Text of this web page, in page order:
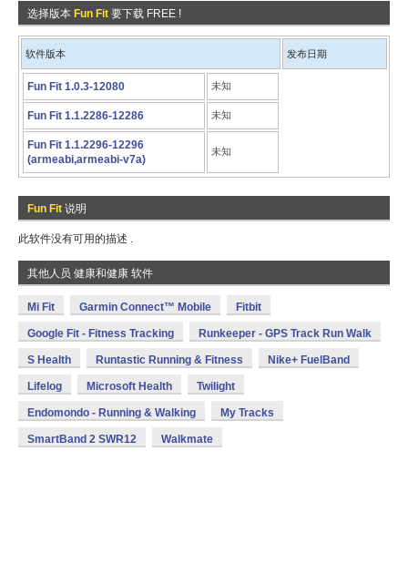
选择版本 Fun Fit 要下载 FREE !
软件版本 发布日期
Fun Fit 1.0.3-12080 未知
Fun Fit 1.1.2286-12286 未知
Fun Fit 1.1.2296-12296
(armeabi,armeabi-v7a)
未知
Fun Fit 说明
此软件没有可用的描述 .
其他人员 健康和健康 软件
Mi Fit Garmin Connect™ Mobile Fitbit
Google Fit - Fitness Tracking Runkeeper - GPS Track Run Walk
S Health Runtastic Running & Fitness Nike+ FuelBand
Lifelog Microsoft Health Twilight
Endomondo - Running & Walking My Tracks
SmartBand 2 SWR12 Walkmate